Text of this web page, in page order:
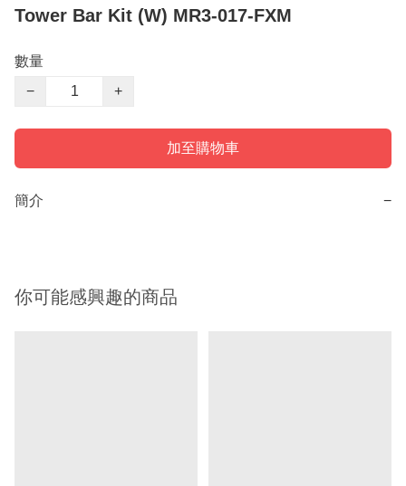
Tower Bar Kit (W) MR3-017-FXM
數量
−
+
加至購物車
簡介 −
你可能感興趣的商品